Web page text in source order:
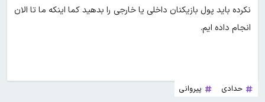
نکرده باید پول بازیکنان داخلی یا خارجی را بدهید کما اینکه ما تا الان
انجام داده ایم.
حدادی پیروانی